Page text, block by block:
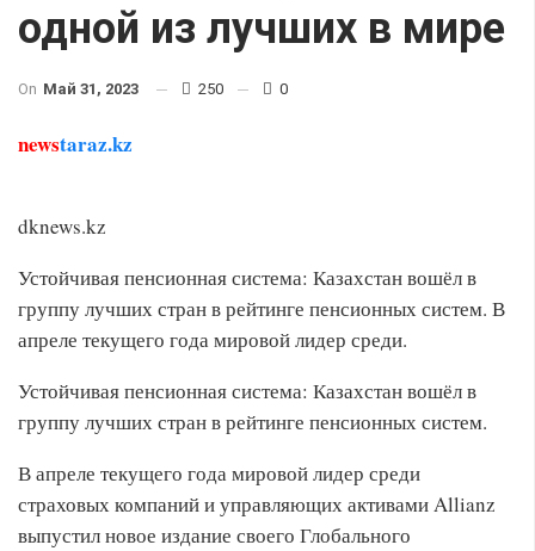
одной из лучших в мире
On Май 31, 2023 250 0
newstaraz.kz
dknews.kz
Устойчивая пенсионная система: Казахстан вошёл в
группу лучших стран в рейтинге пенсионных систем. В
апреле текущего года мировой лидер среди.
Устойчивая пенсионная система: Казахстан вошёл в
группу лучших стран в рейтинге пенсионных систем.
В апреле текущего года мировой лидер среди
страховых компаний и управляющих активами Allianz
выпустил новое издание своего Глобального